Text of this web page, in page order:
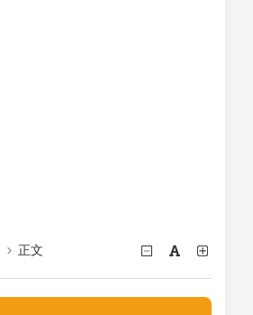
正文